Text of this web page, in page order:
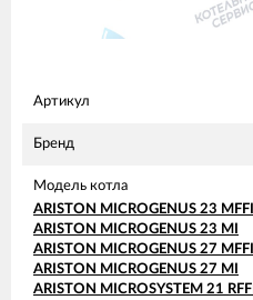
Артикул
Бренд
Модель котла
ARISTON MICROGENUS 23 MFFI
ARISTON MICROGENUS 23 MI
ARISTON MICROGENUS 27 MFFI
ARISTON MICROGENUS 27 MI
ARISTON MICROSYSTEM 21 RFFI